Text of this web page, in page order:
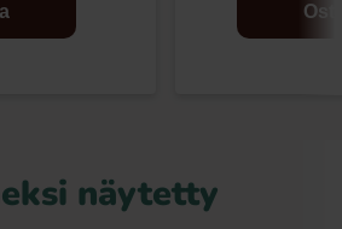
näytetty